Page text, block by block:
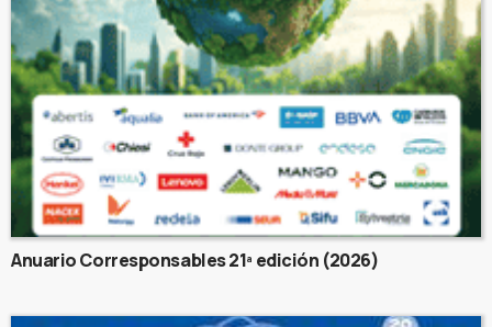
Anuario Corresponsables 21ª edición (2026)